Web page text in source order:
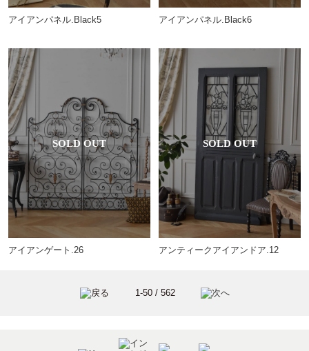
アイアンパネル.Black5 アイアンパネル.Black6
アイアンゲート.26 アンティークアイアンドア.12
1-50 / 562